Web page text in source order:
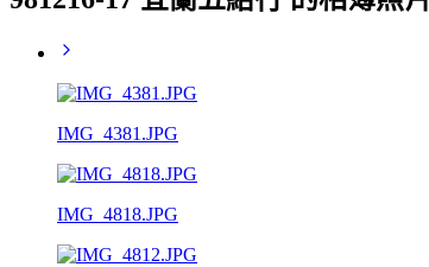
IMG_4381.JPG
IMG_4818.JPG